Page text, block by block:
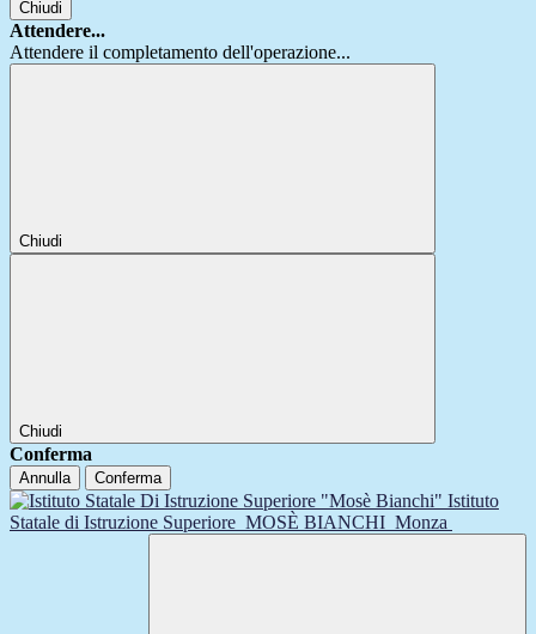
Chiudi
Attendere...
Attendere il completamento dell'operazione...
Chiudi
Chiudi
Conferma
Annulla Conferma
Istituto
Statale di Istruzione Superiore MOSÈ BIANCHI Monza